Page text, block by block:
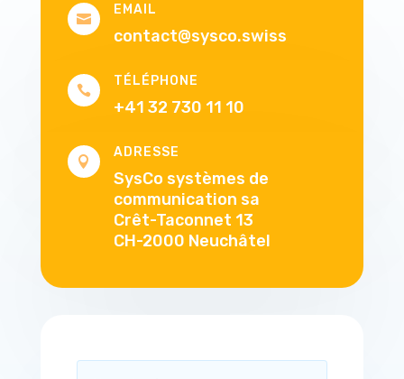

EMAIL
contact@sysco.swiss

TÉLÉPHONE
+41 32 730 11 10

ADRESSE
SysCo systèmes de
communication sa
Crêt-Taconnet 13
CH-2000 Neuchâtel